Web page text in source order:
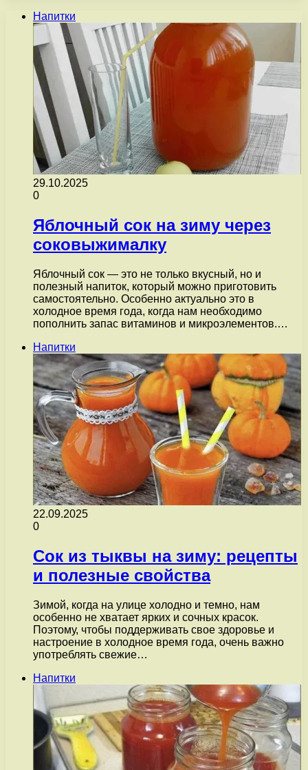
Напитки
29.10.2025
0
Яблочный сок на зиму через
соковыжималку
Яблочный сок — это не только вкусный, но и
полезный напиток, который можно приготовить
самостоятельно. Особенно актуально это в
холодное время года, когда нам необходимо
пополнить запас витаминов и микроэлементов.…
Напитки
22.09.2025
0
Сок из тыквы на зиму: рецепты
и полезные свойства
Зимой, когда на улице холодно и темно, нам
особенно не хватает ярких и сочных красок.
Поэтому, чтобы поддерживать свое здоровье и
настроение в холодное время года, очень важно
употреблять свежие…
Напитки